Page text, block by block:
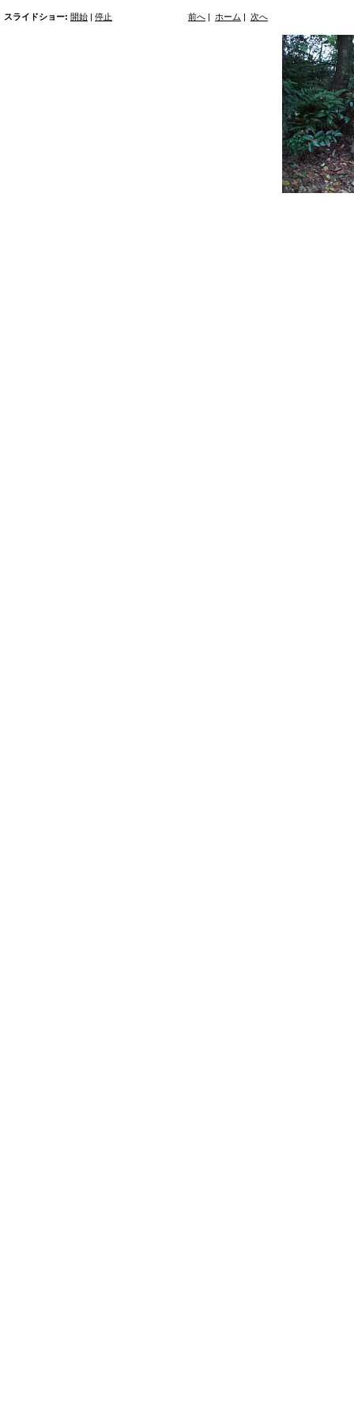
スライドショー: 開始 | 停止 前へ | ホーム | 次へ